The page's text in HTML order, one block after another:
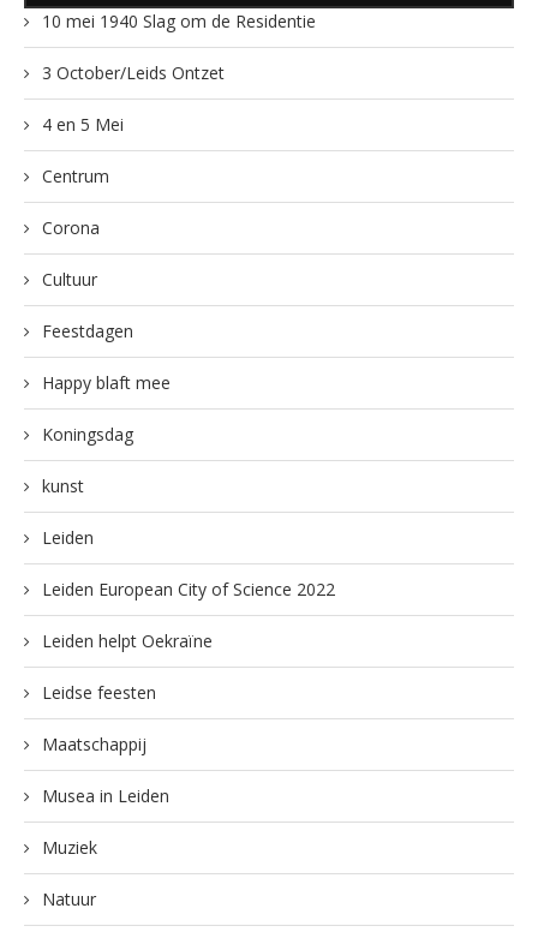
10 mei 1940 Slag om de Residentie
3 October/Leids Ontzet
4 en 5 Mei
Centrum
Corona
Cultuur
Feestdagen
Happy blaft mee
Koningsdag
kunst
Leiden
Leiden European City of Science 2022
Leiden helpt Oekraïne
Leidse feesten
Maatschappij
Musea in Leiden
Muziek
Natuur